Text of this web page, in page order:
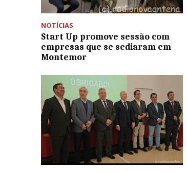
NOTÍCIAS
Start Up promove sessão com
empresas que se sediaram em
Montemor